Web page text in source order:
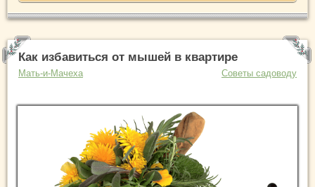
Как избавиться от мышей в квартире
Мать-и-Мачеха Советы садоводу